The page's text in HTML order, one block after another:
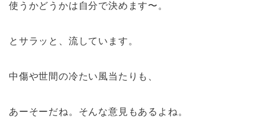
使うかどうかは自分で決めます〜。
とサラッと、流しています。
中傷や世間の冷たい風当たりも、
あーそーだね。そんな意見もあるよね。